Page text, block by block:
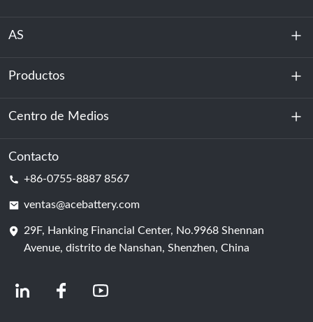
AS
Sobre nosotros
Sostenibilidad
Productos
Almacenamiento de energía
Centro de datos y sala de servidores
Célula de batería
Centro de Medios
Noticias
Contacto
+86-0755-8887 8567
ventas@acebattery.com
29F, Hanking Financial Center, No.9968 Shennan
Avenue, distrito de Nanshan, Shenzhen, China